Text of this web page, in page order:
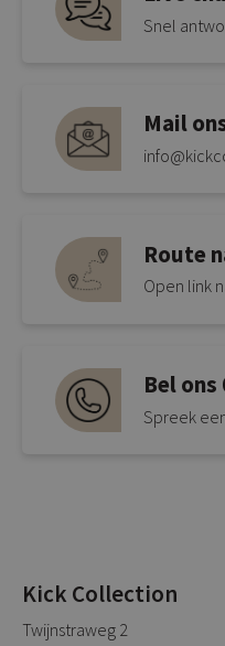
Snel
Mail
Route
Open link
Bel ons
Spreek
Kick Collection
Twijnstraweg 2